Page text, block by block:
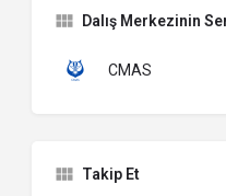
Dalış Merkezinin
CMAS
Takip Et